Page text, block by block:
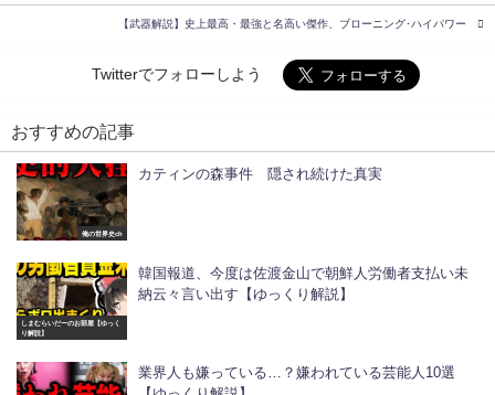
【武器解説】史上最高・最強と名高い傑作、ブローニング･ハイパワー
Twitterでフォローしよう
おすすめの記事
俺の世界史ch
カティンの森事件 隠され続けた真実
しまむらいだーのお部屋【ゆっく
り解説】
韓国報道、今度は佐渡金山で朝鮮人労働者支払い未
納云々言い出す【ゆっくり解説】
業界人も嫌っている…？嫌われている芸能人10選